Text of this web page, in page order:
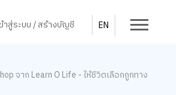
าสู่ระบบ / สร้างบัญชี EN
จาก Learn O Life - ให้ชีวิตเลือกถูกทาง